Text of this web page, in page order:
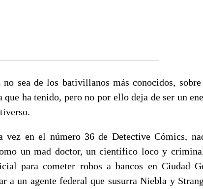
sea de los bativillanos más conocidos,
que ha tenido, pero no por ello deja de ser un
vez en el número 36 de Detective Cómics,
un mad doctor, un científico loco y
para cometer robos a bancos en Ciudad
a un agente federal que susurra Niebla y